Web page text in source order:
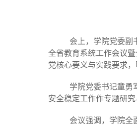
会上，学院党委副
全省教育系统工作会议
党核心要义与实践要求
学院党委书记童勇
安全稳定工作作专题研究
会议强调， 学 院全